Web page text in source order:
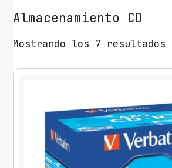
Almacenamiento CD
Mostrando los 7 resultados
d
n
a
d
o
p